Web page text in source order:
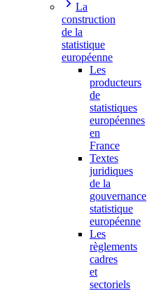
La
construction
de la
statistique
européenne
Les
producteurs
de
statistiques
européennes
en
France
Textes
juridiques
de la
gouvernance
statistique
européenne
Les
règlements
cadres
et
sectoriels